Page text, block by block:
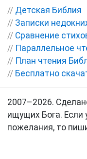
// Детская Библия
// Записки
// Сравнение
// Параллельное
// План чтения
// Бесплатно
2007–2026.
ищущих Бога. Если
пожелания, то